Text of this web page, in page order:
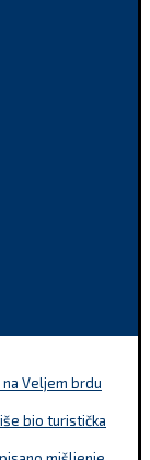
Veljem brdu
bio turistička